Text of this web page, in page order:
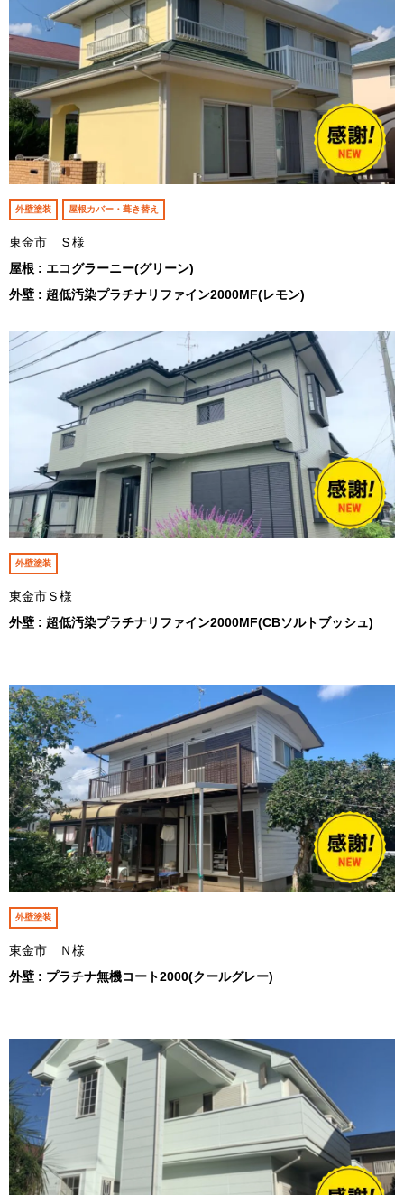
外壁塗装 屋根カバー・葺き替え
東金市 Ｓ様
屋根 : エコグラーニー(グリーン)
外壁 : 超低汚染プラチナリファイン2000MF(レモン)
外壁塗装
東金市Ｓ様
外壁 : 超低汚染プラチナリファイン2000MF(CBソルトブッシュ)
外壁塗装
東金市 Ｎ様
外壁 : プラチナ無機コート2000(クールグレー)